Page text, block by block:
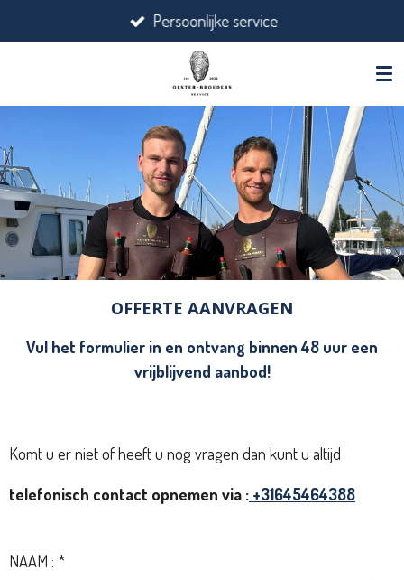
direct
Persoonlijke service
OFFERTE AANVRAGEN
Vul het formulier in en ontvang binnen 48 uur een
vrijblijvend aanbod!
Komt u er niet of heeft u nog vragen dan kunt u altijd
telefonisch contact opnemen via : +31645464388
NAAM : *